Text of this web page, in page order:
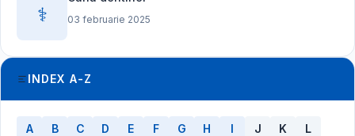
⚕️ 03 februarie 2025
INDEX A-Z
A B C D E F G H I J K
L